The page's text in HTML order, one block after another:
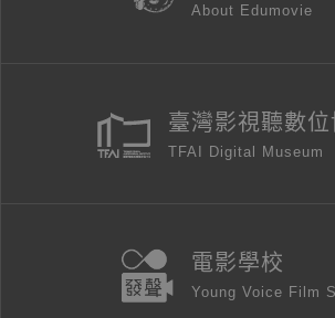
About Edumovie
臺灣影視聽數位
TFAI Digital Museum
電影學校
Young Voice Film